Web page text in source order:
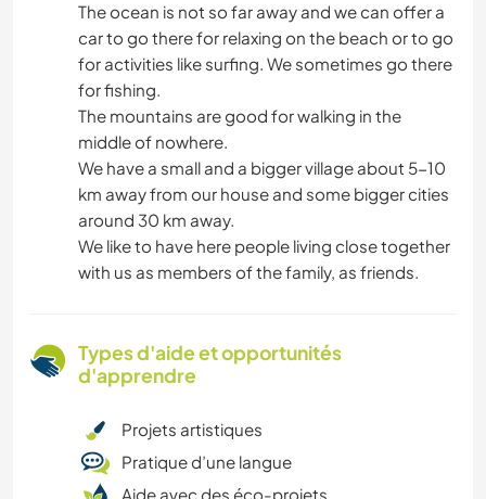
The ocean is not so far away and we can offer a
car to go there for relaxing on the beach or to go
for activities like surfing. We sometimes go there
for fishing.
The mountains are good for walking in the
middle of nowhere.
We have a small and a bigger village about 5-10
km away from our house and some bigger cities
around 30 km away.
We like to have here people living close together
with us as members of the family, as friends.
Types d'aide et opportunités
d'apprendre
Projets artistiques
Pratique d’une langue
Aide avec des éco-projets